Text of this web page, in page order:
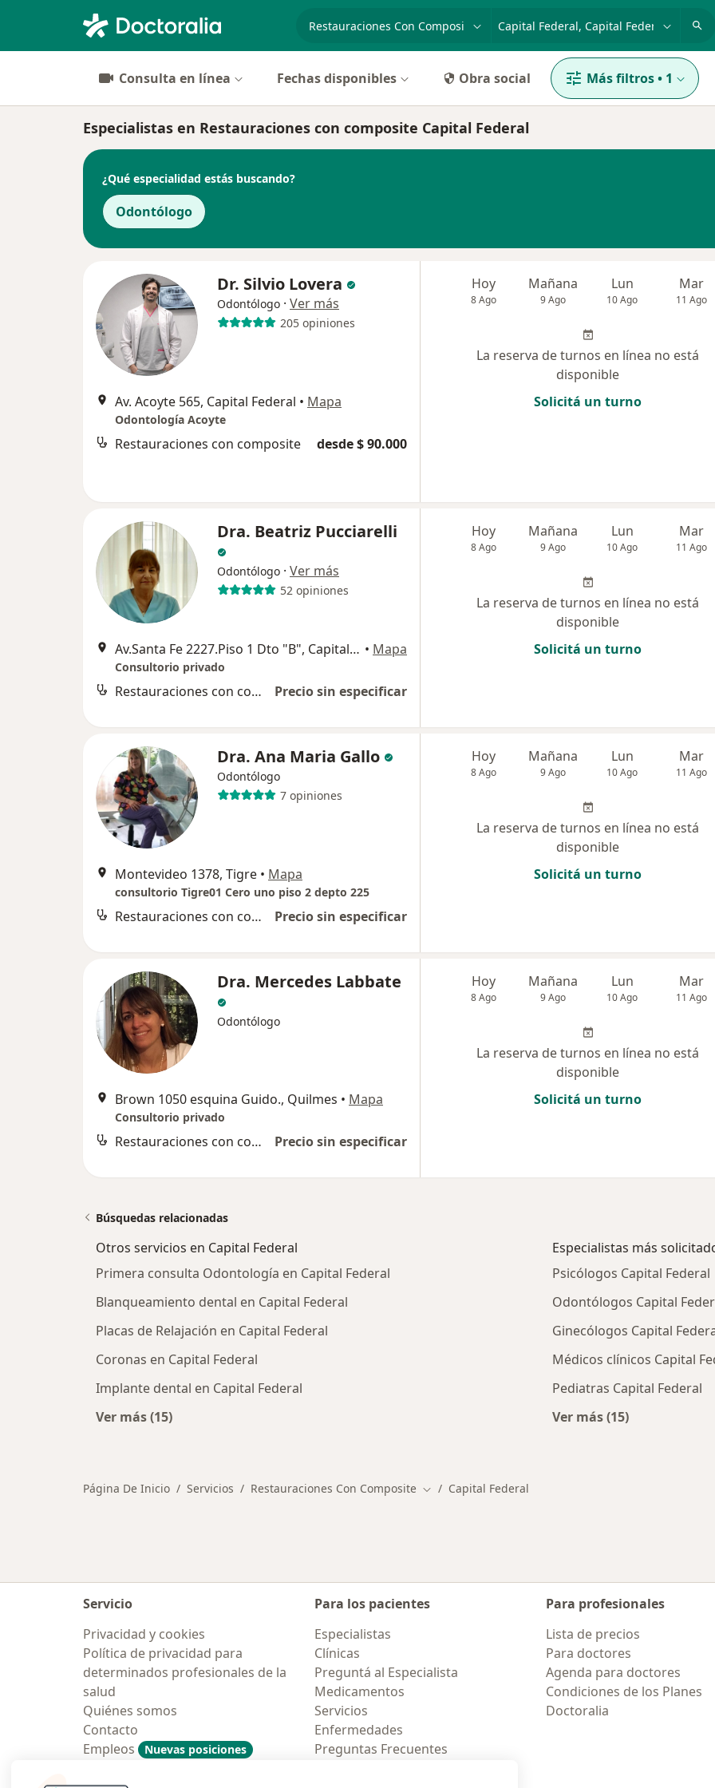
Consulta en línea Fechas disponibles Obra social Más filtros• 1
Especialistas en Restauraciones con composite Capital Federal
¿Qué especialidad estás buscando?
Odontólogo
Dr. Silvio Lovera
Odontólogo · Ver más
205 opiniones
Av. Acoyte 565, Capital Federal • Mapa
Odontología Acoyte
Restauraciones con composite desde $ 90.000
Hoy
8 Ago
Mañana
9 Ago
Lun
10 Ago
Mar
11 Ago
La reserva de turnos en línea no está
disponible
Solicitá un turno
Dra. Beatriz Pucciarelli
Odontólogo · Ver más
52 opiniones
Av.Santa Fe 2227.Piso 1 Dto "B", Capital Federal • Mapa
Consultorio privado
Restauraciones con composite Precio sin especificar
Hoy
8 Ago
Mañana
9 Ago
Lun
10 Ago
Mar
11 Ago
La reserva de turnos en línea no está
disponible
Solicitá un turno
Dra. Ana Maria Gallo
Odontólogo
7 opiniones
Montevideo 1378, Tigre • Mapa
consultorio Tigre01 Cero uno piso 2 depto 225
Restauraciones con composite Precio sin especificar
Hoy
8 Ago
Mañana
9 Ago
Lun
10 Ago
Mar
11 Ago
La reserva de turnos en línea no está
disponible
Solicitá un turno
Dra. Mercedes Labbate
Odontólogo
Brown 1050 esquina Guido., Quilmes • Mapa
Consultorio privado
Restauraciones con composite Precio sin especificar
Hoy
8 Ago
Mañana
9 Ago
Lun
10 Ago
Mar
11 Ago
La reserva de turnos en línea no está
disponible
Solicitá un turno
Búsquedas relacionadas
Otros servicios en Capital Federal
Primera consulta Odontología en Capital Federal
Blanqueamiento dental en Capital Federal
Placas de Relajación en Capital Federal
Coronas en Capital Federal
Implante dental en Capital Federal
Ver más (15)
Especialistas más
Psicólogos Capital Federal
Odontólogos Capital
Ginecólogos Capital
Médicos clínicos Capital
Pediatras Capital Federal
Ver más (15)
Página De Inicio Servicios Restauraciones Con Composite Cambiar de ciudad
Capital Federal
Servicio
Privacidad y cookies
Política de privacidad para
determinados profesionales de la
salud
Quiénes somos
Contacto
Empleos
Nuevas posiciones
Para los pacientes
Especialistas
Clínicas
Preguntá al Especialista
Medicamentos
Servicios
Enfermedades
Preguntas Frecuentes
Para profesionales
Lista de precios
Para doctores
Agenda para doctores
Condiciones de los Planes
Doctoralia